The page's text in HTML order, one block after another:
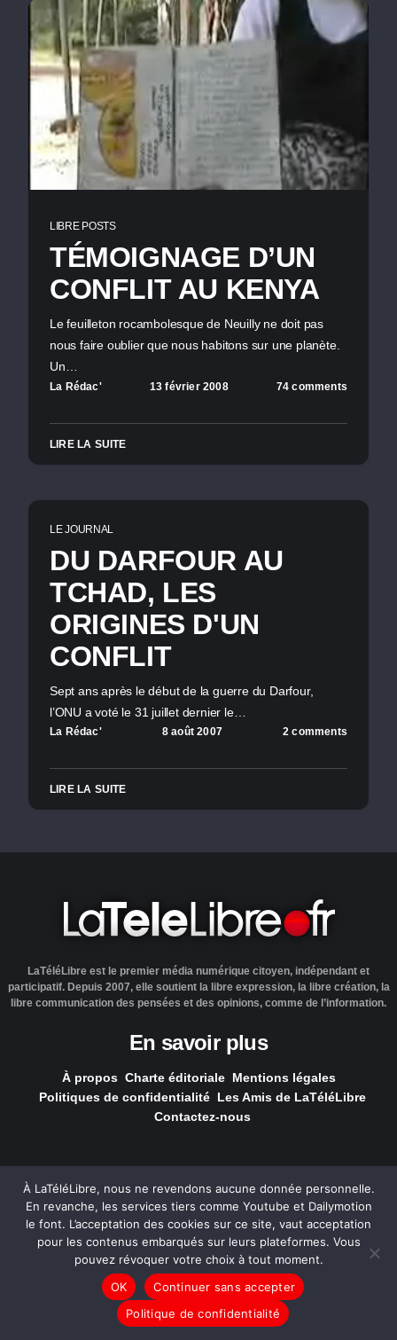
LIBRE POSTS
TÉMOIGNAGE D’UN
CONFLIT AU KENYA
Le feuilleton rocambolesque de Neuilly ne doit pas
nous faire oublier que nous habitons sur une planète.
Un…
La Rédac' 13 février 2008 74 comments
LIRE LA SUITE
LE JOURNAL
DU DARFOUR AU
TCHAD, LES
ORIGINES D'UN
CONFLIT
Sept ans après le début de la guerre du Darfour,
l’ONU a voté le 31 juillet dernier le…
La Rédac' 8 août 2007 2 comments
LIRE LA SUITE
LaTéléLibre est le premier média numérique citoyen, indépendant et
participatif. Depuis 2007, elle soutient la libre expression, la libre création, la
libre communication des pensées et des opinions, comme de l’information.
En savoir plus
À propos Charte éditoriale Mentions légales
Politiques de confidentialité Les Amis de LaTéléLibre
Contactez-nous
LaTéléLibre.fr, ce site a été réalisé par l'agenceNOUS, Ouvert,
Utile & Simple
— Tous les contenus, sauf exception signalée, sont
sous licence Creative Commons .
À LaTéléLibre, nous ne revendons aucune donnée personnelle.
En revanche, les services tiers comme Youtube et Dailymotion
le font. L’acceptation des cookies sur ce site, vaut acceptation
pour les contenus embarqués sur leurs plateformes. Vous
pouvez révoquer votre choix à tout moment.
OK
Continuer sans accepter
Politique de confidentialité